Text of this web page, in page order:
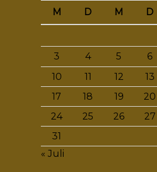
M D M D
3
4 5 6
10
11 12 13
17
18 19 20
24
25 26 27
31
« Juli